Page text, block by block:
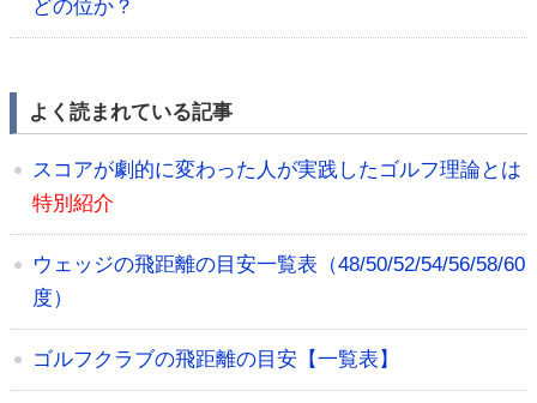
どの位か？
よく読まれている記事
スコアが劇的に変わった人が実践したゴルフ理論とは
特別紹介
ウェッジの飛距離の目安一覧表（48/50/52/54/56/58/60
度）
ゴルフクラブの飛距離の目安【一覧表】